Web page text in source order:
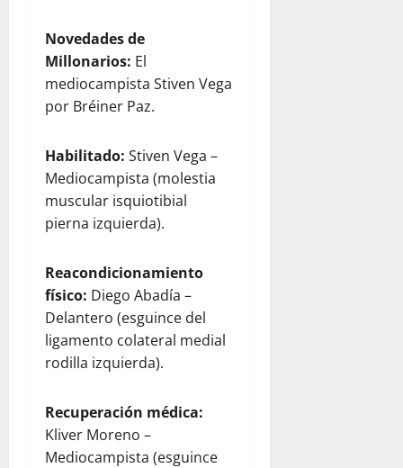
Novedades de
Millonarios: El
mediocampista Stiven Vega
por Bréiner Paz.
Habilitado: Stiven Vega –
Mediocampista (molestia
muscular isquiotibial
pierna izquierda).
Reacondicionamiento
físico: Diego Abadía –
Delantero (esguince del
ligamento colateral medial
rodilla izquierda).
Recuperación médica:
Kliver Moreno –
Mediocampista (esguince